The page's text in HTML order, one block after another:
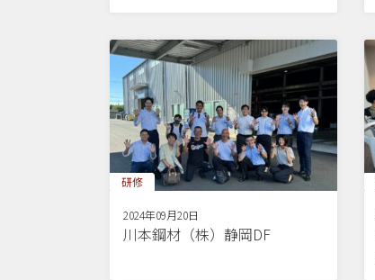
研修
2024年09月20日
川本鋼材（株）静岡DF